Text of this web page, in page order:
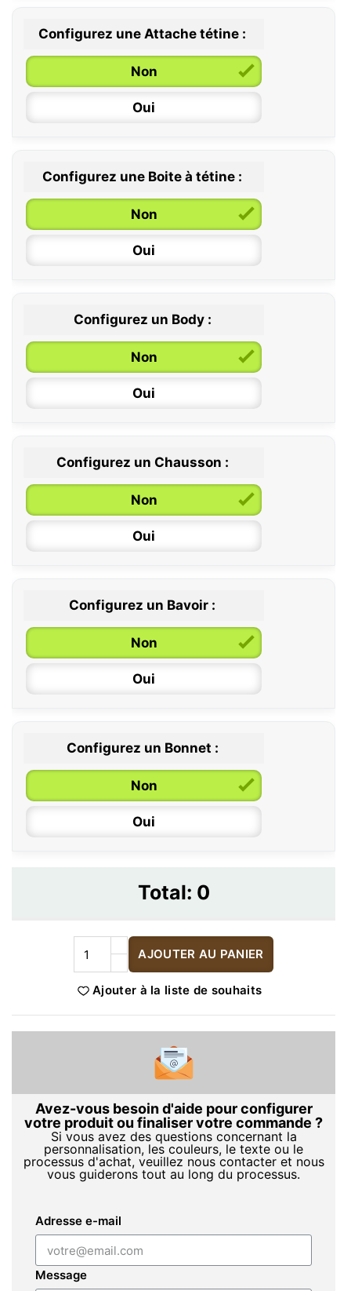
0 / 6 mois
6 / 36 mois
Configurez une Attache tétine :
Non
Oui
Configurez une Boite à tétine :
Non
Oui
Configurez un Body :
Non
Oui
0 / 6 mois
6 / 12 mois
12 / 18 mois
Configurez un Chausson :
Non
Oui
Configurez un Bavoir :
Non
Oui
Configurez un Bonnet :
Non
Oui
Total: 0
AJOUTER AU PANIER
Ajouter à la liste de souhaits
Avez-vous besoin d'aide pour configurer
votre produit ou finaliser votre commande ?
Si vous avez des questions concernant la
personnalisation, les couleurs, le texte ou le
processus d'achat, veuillez nous contacter et nous
vous guiderons tout au long du processus.
Adresse e-mail
Message